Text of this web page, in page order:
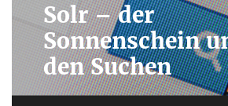
Solr – der
Sonnenschein
den Suchen